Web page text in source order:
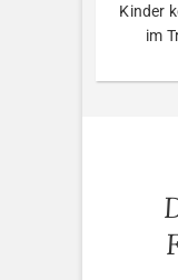
Kinder
im